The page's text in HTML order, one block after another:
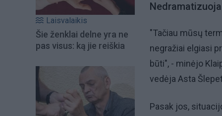
Laisvalaikis
Šie ženklai delne yra ne
pas visus: ką jie reiškia
Nedramatizuoja
"Tačiau mūsų
negražiai elgiasi
būti", - minėjo
vedėja Asta
Pasak jos,